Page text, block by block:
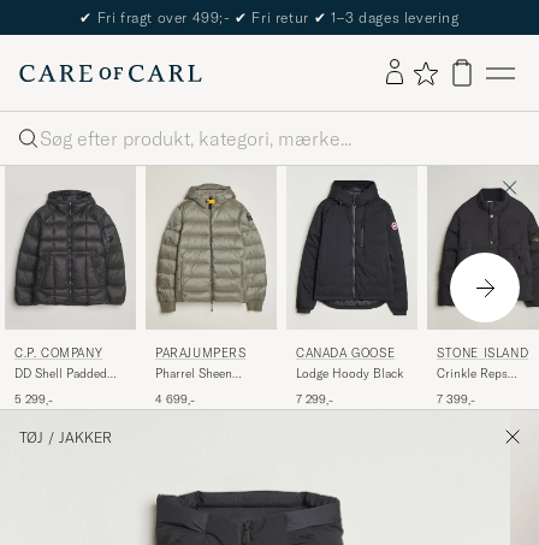
The Care of Carl Passport
Søg
C.P. COMPANY
DD Shell Padded
5 299,-
PARAJUMPERS
Pharrel Sheen
Grey
4 699,-
CANADA GOOSE
Lodge Hoody Black
7 299,-
STONE ISLAND
Crinkle Reps
Black
7 399,-
TØJ / JAKKER